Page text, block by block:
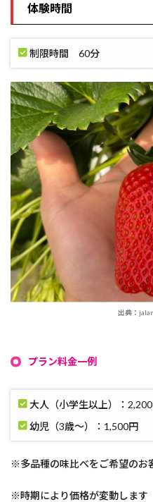
体験時間
制限時間 60分
出典：
プラン料金一例
大人（小学生以上）：
幼児（3歳～）：1,500円
※多品種の味比べをご希望のお
※時期により価格が変動します